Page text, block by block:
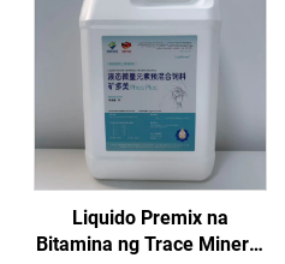
Liquido Premix na
Bitamina ng Trace Mineral